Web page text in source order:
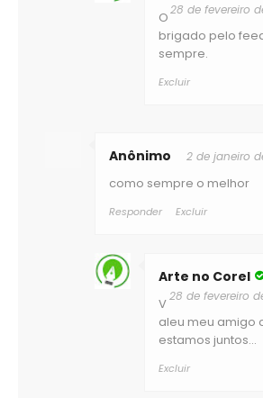
28 de fevereiro
O
brigado pelo
sempre.
Excluir
Anônimo 2 de janeiro
como sempre o melhor
Responder Excluir
Arte no Corel
28 de fevereiro
V
aleu meu amigo
estamos juntos...
Excluir